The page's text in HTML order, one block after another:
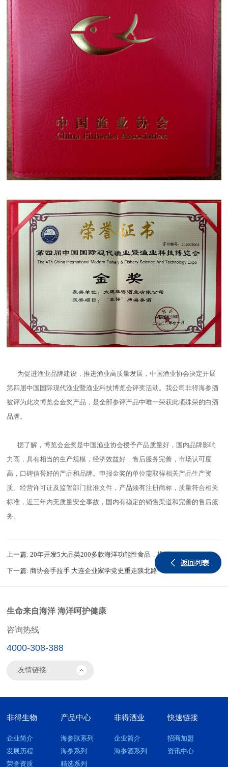
为促进渔业品牌建设，推进渔业高质量发展，中国渔业协会决定开展
第四届中国国际现代渔业暨渔业科技博览会评奖活动。我公司非得海参酒
被评为此次博览会金奖产品，是全部参评产品中唯一荣获此项殊荣的白酒
品牌。
据了解，博览会金奖是中国渔业协会授予产品质量好，国内品牌影响
力高，具有相当的生产规模，经济效益好，售后服务完善，市场认可度
高，口碑信誉好的产品和品牌。申报金奖的单位需取得相关产品生产资
质、经营许可证及监管部门批准文件，产品须有注册商标，质量符合相关
标准，近三年内无质量安全事故，国内有稳定的销售渠道和完善的售后服
务。
上一篇:20年开发5大品类200多款海洋功能性食品，推动我国海洋食品产业升级
下一篇:商协会手拉手 大连企业家学党史重走陕北路
生命来自海洋 海洋呵护健康
咨询热线
4000-308-388
非得生物
企业简介
发展历程
荣誉资质
产品中心
海参肽系列
海参系列
精选系列
非得酒业
企业简介
海参酒系列
快速链接
招商加盟
资讯中心